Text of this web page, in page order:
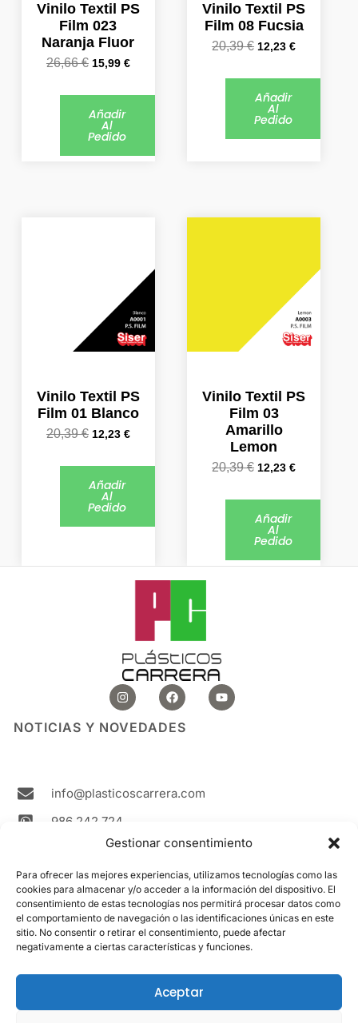
Gestionar consentimiento
Para ofrecer las mejores experiencias, utilizamos tecnologías como las
cookies para almacenar y/o acceder a la información del dispositivo. El
consentimiento de estas tecnologías nos permitirá procesar datos como
el comportamiento de navegación o las identificaciones únicas en este
sitio. No consentir o retirar el consentimiento, puede afectar
negativamente a ciertas características y funciones.
Aceptar
Vinilo Textil PS
Film 023
Naranja Fluor
26,66€ 15,99 €
Añadir
Al
Pedido
Vinilo Textil PS
Film 08 Fucsia
20,39€ 12,23€
Añadir
Al
Pedido
Vinilo Textil PS
Film 01 Blanco
20,39€
20,39 €.
12,23 €
12,23 €.
Añadir
Al
Pedido
Vinilo Textil PS
Film 03
Amarillo
Lemon
20,39€
20,39 €.
12,23€
12,23 €.
Añadir
Al
Pedido
I
n
s
t
a
F
a
c
e
b
Y
o
u
NOTICIAS Y NOVEDADES
info@plasticoscarrera.com
986 242 724
Plasticos Carrera Avda. Ricardo Mella, 111 36330
Vigo Spain
Contacto
LEGAL
Política de cookies